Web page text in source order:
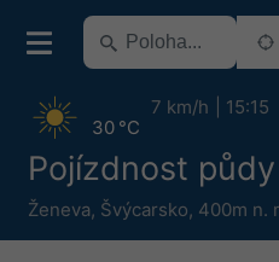
Pojízdnost
Ženeva, Švýcarsko, 400m n.
30 °C
7 km/h 15:15